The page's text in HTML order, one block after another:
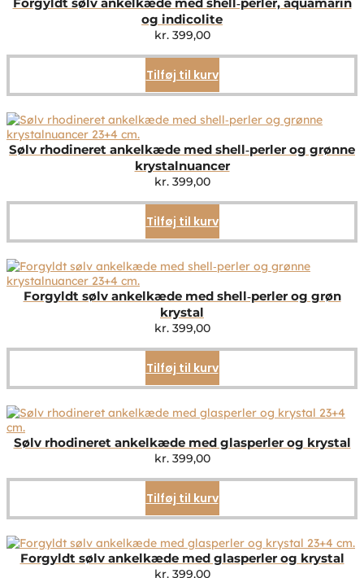
og indicolite
kr.399,00
Tilføj til kurv
Sølv rhodineret ankelkæde med shell‑perler og grønne
krystalnuancer
kr.399,00
Tilføj til kurv
Forgyldt sølv ankelkæde med shell‑perler og grøn
krystal
kr.399,00
Tilføj til kurv
Sølv rhodineret ankelkæde med glasperler og krystal
kr.399,00
Tilføj til kurv
Forgyldt sølv ankelkæde med glasperler og krystal
kr.399,00